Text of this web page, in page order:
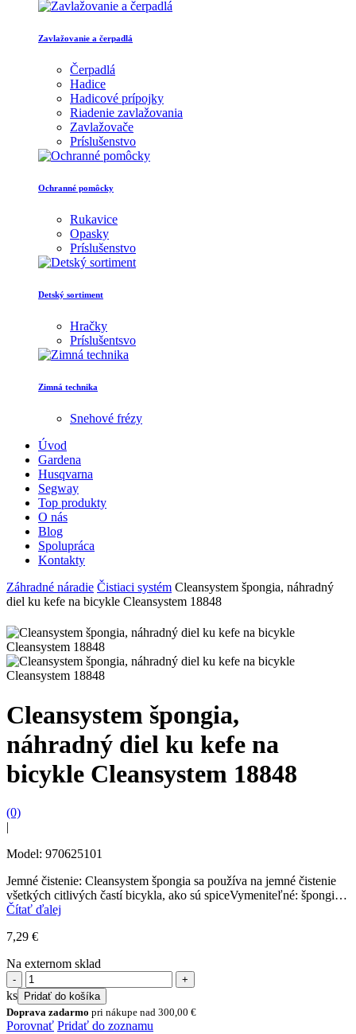
Zavlažovanie a čerpadlá
Čerpadlá
Hadice
Hadicové prípojky
Riadenie zavlažovania
Zavlažovače
Príslušenstvo
Ochranné pomôcky
Rukavice
Opasky
Príslušenstvo
Detský sortiment
Hračky
Príslušentsvo
Zimná technika
Snehové frézy
Úvod
Gardena
Husqvarna
Segway
Top produkty
O nás
Blog
Spolupráca
Kontakty
Záhradné náradie Čistiaci systém Cleansystem špongia, náhradný
diel ku kefe na bicykle Cleansystem 18848
Cleansystem špongia,
náhradný diel ku kefe na
bicykle Cleansystem 18848
(0)
|
Model: 970625101
Jemné čistenie: Cleansystem špongia sa používa na jemné čistenie
všetkých citlivých častí bicykla, ako sú spiceVymeniteľné: špongiu,
ktorá je súčasťou kefy na bicykle (pol. 18848,18864...
Čítať ďalej
7,29 €
Na externom sklad
množstvo
Cleansystem
špongia,
náhradný
ks
Pridať do košíka
Doprava zadarmo pri nákupe nad 300,00 €
Porovnať Pridať do zoznamu